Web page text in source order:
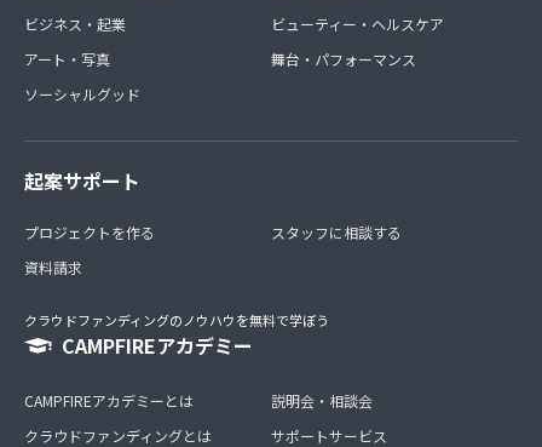
ビジネス・起業
アート・写真
ソーシャルグッド
ビューティー・ヘルスケア
舞台・パフォーマンス
起案サポート
プロジェクトを作る
資料請求
スタッフに相談する
クラウドファンディングのノウハウを無料で学ぼう
CAMPFIREアカデミー
CAMPFIREアカデミーとは
クラウドファンディングとは
説明会・相談会
サポートサービス